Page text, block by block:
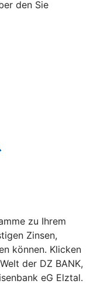
den Sie
zu Ihrem
Zinsen,
können. Klicken
der DZ BANK,
eG Elztal.